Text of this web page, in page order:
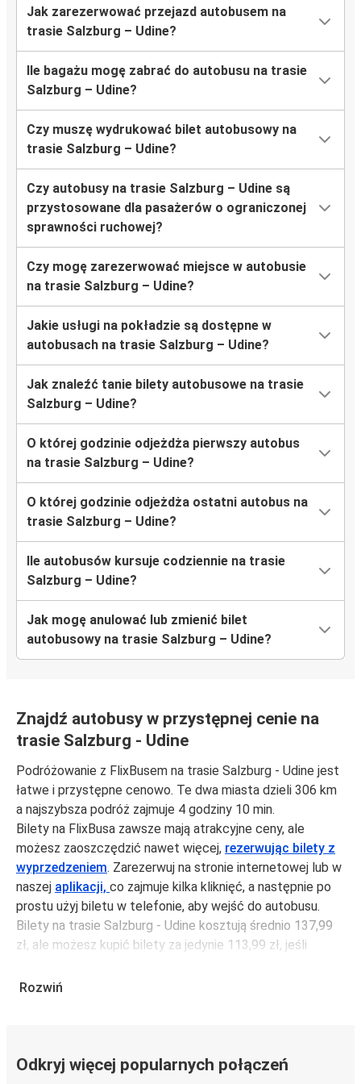
Jak zarezerwować przejazd autobusem na
trasie Salzburg – Udine?
Ile bagażu mogę zabrać do autobusu na trasie
Salzburg – Udine?
Czy muszę wydrukować bilet autobusowy na
trasie Salzburg – Udine?
Czy autobusy na trasie Salzburg – Udine są
przystosowane dla pasażerów o ograniczonej
sprawności ruchowej?
Czy mogę zarezerwować miejsce w autobusie
na trasie Salzburg – Udine?
Jakie usługi na pokładzie są dostępne w
autobusach na trasie Salzburg – Udine?
Jak znaleźć tanie bilety autobusowe na trasie
Salzburg – Udine?
O której godzinie odjeżdża pierwszy autobus
na trasie Salzburg – Udine?
O której godzinie odjeżdża ostatni autobus na
trasie Salzburg – Udine?
Ile autobusów kursuje codziennie na trasie
Salzburg – Udine?
Jak mogę anulować lub zmienić bilet
autobusowy na trasie Salzburg – Udine?
Znajdź autobusy w przystępnej cenie na
trasie Salzburg - Udine
Podróżowanie z FlixBusem na trasie Salzburg - Udine jest
łatwe i przystępne cenowo. Te dwa miasta dzieli 306 km
a najszybsza podróż zajmuje 4 godziny 10 min.
Bilety na FlixBusa zawsze mają atrakcyjne ceny, ale
możesz zaoszczędzić nawet więcej, rezerwując bilety z
wyprzedzeniem. Zarezerwuj na stronie internetowej lub w
naszej aplikacji, co zajmuje kilka kliknięć, a następnie po
prostu użyj biletu w telefonie, aby wejść do autobusu.
Bilety na trasie Salzburg - Udine kosztują średnio 137,99
zł, ale możesz kupić bilety za jedynie 113,99 zł, jeśli
unikając weekendów i świąt. Aby podróżować szybko,
Rozwiń
Odkryj więcej popularnych połączeń